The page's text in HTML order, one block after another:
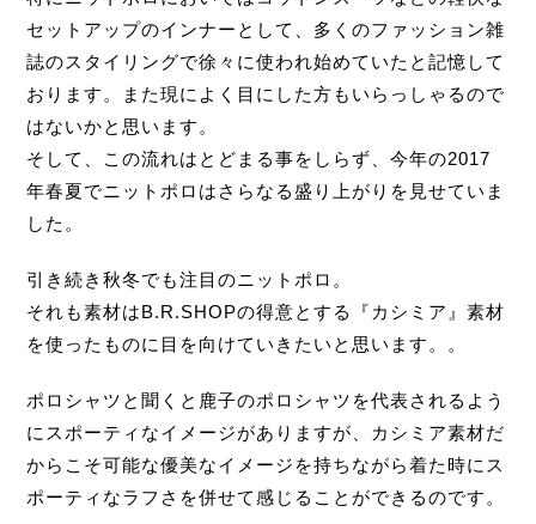
セットアップのインナーとして、多くのファッション雑
誌のスタイリングで徐々に使われ始めていたと記憶して
おります。また現によく目にした方もいらっしゃるので
はないかと思います。
そして、この流れはとどまる事をしらず、今年の2017
年春夏でニットポロはさらなる盛り上がりを見せていま
した。
引き続き秋冬でも注目のニットポロ。
それも素材はB.R.SHOPの得意とする『カシミア』素材
を使ったものに目を向けていきたいと思います。。
ポロシャツと聞くと鹿子のポロシャツを代表されるよう
にスポーティなイメージがありますが、カシミア素材だ
からこそ可能な優美なイメージを持ちながら着た時にス
ポーティなラフさを併せて感じることができるのです。